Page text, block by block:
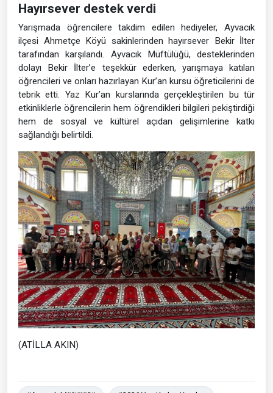
Hayırsever destek verdi
Yarışmada öğrencilere takdim edilen hediyeler, Ayvacık
ilçesi Ahmetçe Köyü sakinlerinden hayırsever Bekir İlter
tarafından karşılandı. Ayvacık Müftülüğü, desteklerinden
dolayı Bekir İlter’e teşekkür ederken, yarışmaya katılan
öğrencileri ve onları hazırlayan Kur’an kursu öğreticilerini de
tebrik etti. Yaz Kur’an kurslarında gerçekleştirilen bu tür
etkinliklerle öğrencilerin hem öğrendikleri bilgileri pekiştirdiği
hem de sosyal ve kültürel açıdan gelişimlerine katkı
sağlandığı belirtildi.
(ATİLLA AKIN)